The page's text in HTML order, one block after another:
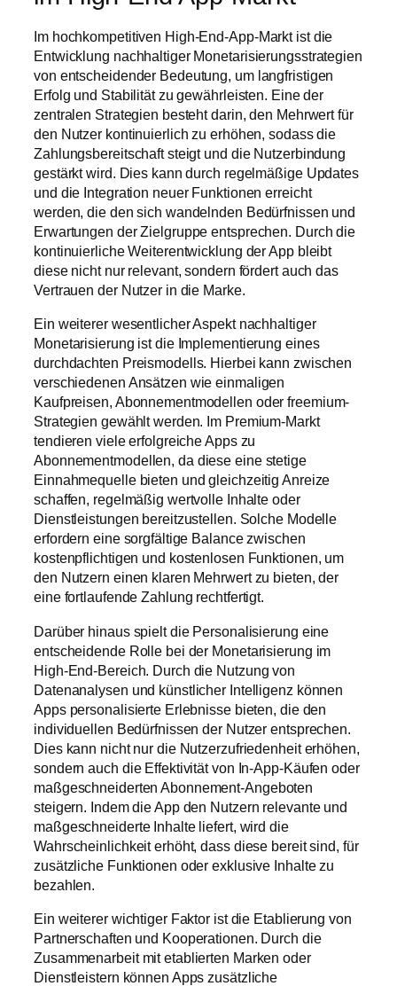
Im hochkompetitiven High-End-App-Markt ist die
Entwicklung nachhaltiger Monetarisierungsstrategien
von entscheidender Bedeutung, um langfristigen
Erfolg und Stabilität zu gewährleisten. Eine der
zentralen Strategien besteht darin, den Mehrwert für
den Nutzer kontinuierlich zu erhöhen, sodass die
Zahlungsbereitschaft steigt und die Nutzerbindung
gestärkt wird. Dies kann durch regelmäßige Updates
und die Integration neuer Funktionen erreicht
werden, die den sich wandelnden Bedürfnissen und
Erwartungen der Zielgruppe entsprechen. Durch die
kontinuierliche Weiterentwicklung der App bleibt
diese nicht nur relevant, sondern fördert auch das
Vertrauen der Nutzer in die Marke.
Ein weiterer wesentlicher Aspekt nachhaltiger
Monetarisierung ist die Implementierung eines
durchdachten Preismodells. Hierbei kann zwischen
verschiedenen Ansätzen wie einmaligen
Kaufpreisen, Abonnementmodellen oder freemium-
Strategien gewählt werden. Im Premium-Markt
tendieren viele erfolgreiche Apps zu
Abonnementmodellen, da diese eine stetige
Einnahmequelle bieten und gleichzeitig Anreize
schaffen, regelmäßig wertvolle Inhalte oder
Dienstleistungen bereitzustellen. Solche Modelle
erfordern eine sorgfältige Balance zwischen
kostenpflichtigen und kostenlosen Funktionen, um
den Nutzern einen klaren Mehrwert zu bieten, der
eine fortlaufende Zahlung rechtfertigt.
Darüber hinaus spielt die Personalisierung eine
entscheidende Rolle bei der Monetarisierung im
High-End-Bereich. Durch die Nutzung von
Datenanalysen und künstlicher Intelligenz können
Apps personalisierte Erlebnisse bieten, die den
individuellen Bedürfnissen der Nutzer entsprechen.
Dies kann nicht nur die Nutzerzufriedenheit erhöhen,
sondern auch die Effektivität von In-App-Käufen oder
maßgeschneiderten Abonnement-Angeboten
steigern. Indem die App den Nutzern relevante und
maßgeschneiderte Inhalte liefert, wird die
Wahrscheinlichkeit erhöht, dass diese bereit sind, für
zusätzliche Funktionen oder exklusive Inhalte zu
bezahlen.
Ein weiterer wichtiger Faktor ist die Etablierung von
Partnerschaften und Kooperationen. Durch die
Zusammenarbeit mit etablierten Marken oder
Dienstleistern können Apps zusätzliche